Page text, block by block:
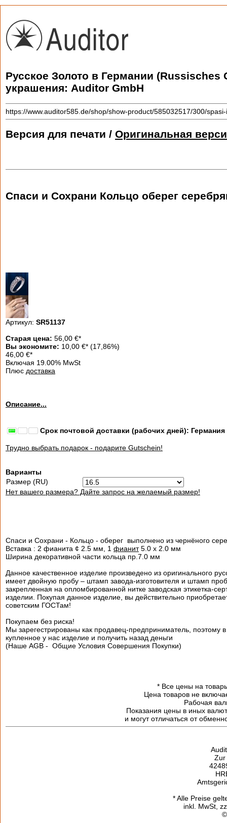
Русское Золото в Германии
украшения: Auditor GmbH
https://www.auditor585.de/shop/show-product/585032517/300/
Версия для печати / Оригинальная
Спаси и Сохрани Кольцо оберег
Артикул: SR51137
Старая цена: 56,00 €*
Вы экономите: 10,00 €* (17,86%)
46,00 €*
Включая 19.00% MwSt
Плюс доставка
Описание...
Срок почтовой доставки (рабочих дней): Германия
Трудно выбрать подарок - подарите Gutschein!
Варианты
Размер (RU)
Нет вашего размера? Дайте запрос на желаемый размер!
Спаси и Сохрани - Кольцо - оберег выполнено из чернёного
Вставка : 2 фианита ¢ 2.5 мм, 1 фианит5.0 х 2.0 мм
Ширина декоративной части кольца пр.7.0 мм
Данное качественное изделие произведено из оригинального
имеет двойную пробу – штамп завода-изготовителя и штамп
закрепленная на опломбированной нитке заводская этикетка-
изделии. Покупая данное изделие, вы действительно
советским ГОСТам!
Покупаем без риска!
Мы зарегестрированы как продавец-предприниматель, поэтому
купленное у нас изделие и получить назад деньги
(Наше AGB - Общие Условия Совершения Покупки)
*Все цены на
Цена товаров не
Рабочая
Показания цены в иных
и могут отличаться от
Zur
* Alle Preise
inkl. MwSt,